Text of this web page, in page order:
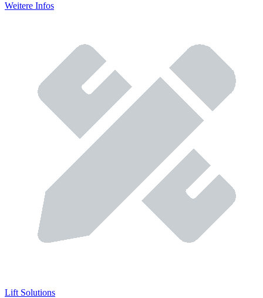
Weitere Infos
Lift Solutions